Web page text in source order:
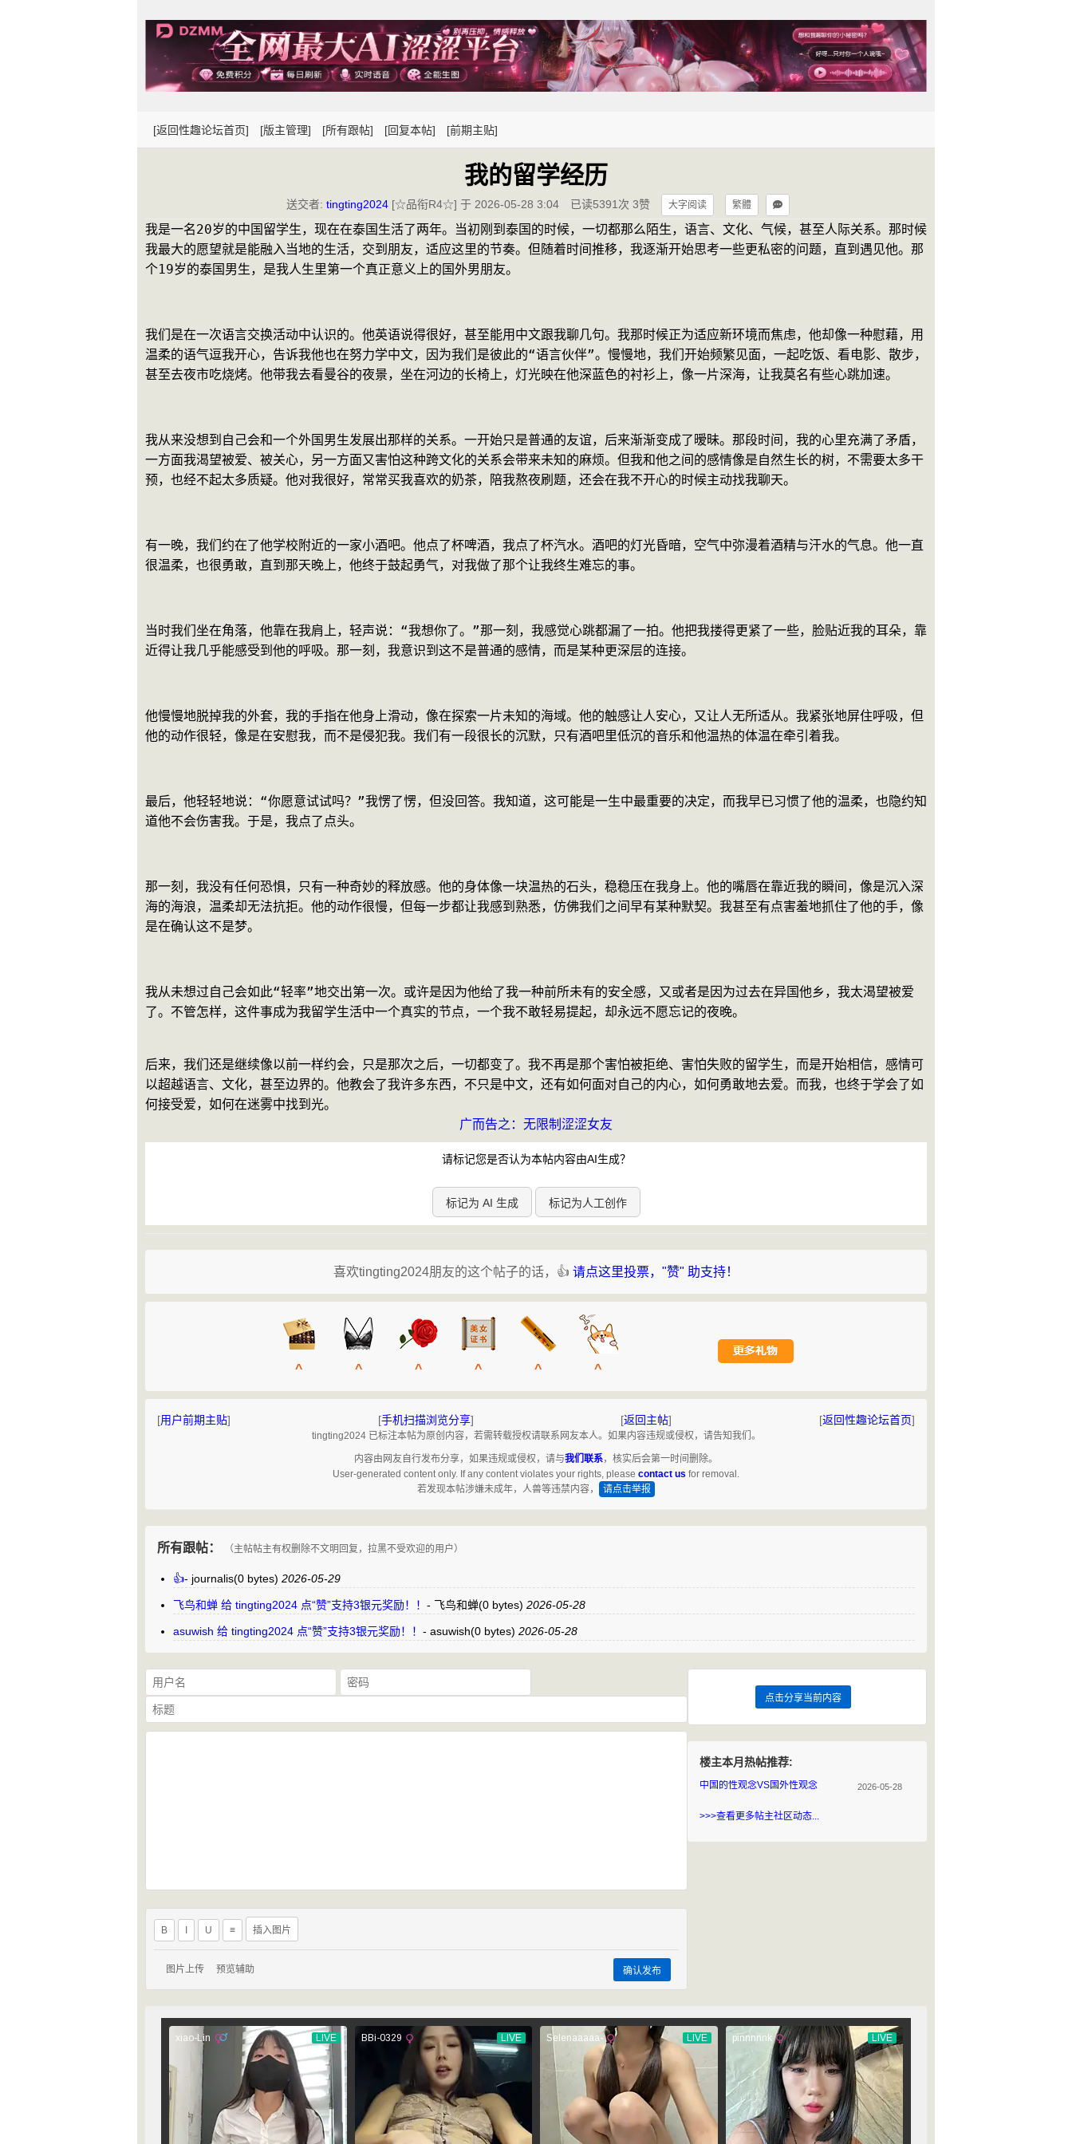
[返回性趣论坛首页] [版主管理] [所有跟帖] [回复本帖] [前期主贴]
我的留学经历
送交者: tingting2024 [☆品衔R4☆] 于 2026-05-28 3:04 已读5391次 3赞 大字阅读 繁體
我是一名20岁的中国留学生，现在在泰国生活了两年。当初刚到泰国的时候，一切都那么陌生，语言、文化、气候，甚至人际关系。那时候
我最大的愿望就是能融入当地的生活，交到朋友，适应这里的节奏。但随着时间推移，我逐渐开始思考一些更私密的问题，直到遇见他。那
个19岁的泰国男生，是我人生里第一个真正意义上的国外男朋友。
我们是在一次语言交换活动中认识的。他英语说得很好，甚至能用中文跟我聊几句。我那时候正为适应新环境而焦虑，他却像一种慰藉，用
温柔的语气逗我开心，告诉我他也在努力学中文，因为我们是彼此的“语言伙伴”。慢慢地，我们开始频繁见面，一起吃饭、看电影、散步，
甚至去夜市吃烧烤。他带我去看曼谷的夜景，坐在河边的长椅上，灯光映在他深蓝色的衬衫上，像一片深海，让我莫名有些心跳加速。
我从来没想到自己会和一个外国男生发展出那样的关系。一开始只是普通的友谊，后来渐渐变成了暧昧。那段时间，我的心里充满了矛盾，
一方面我渴望被爱、被关心，另一方面又害怕这种跨文化的关系会带来未知的麻烦。但我和他之间的感情像是自然生长的树，不需要太多干
预，也经不起太多质疑。他对我很好，常常买我喜欢的奶茶，陪我熬夜刷题，还会在我不开心的时候主动找我聊天。
有一晚，我们约在了他学校附近的一家小酒吧。他点了杯啤酒，我点了杯汽水。酒吧的灯光昏暗，空气中弥漫着酒精与汗水的气息。他一直
很温柔，也很勇敢，直到那天晚上，他终于鼓起勇气，对我做了那个让我终生难忘的事。
当时我们坐在角落，他靠在我肩上，轻声说：“我想你了。”那一刻，我感觉心跳都漏了一拍。他把我搂得更紧了一些，脸贴近我的耳朵，靠
近得让我几乎能感受到他的呼吸。那一刻，我意识到这不是普通的感情，而是某种更深层的连接。
他慢慢地脱掉我的外套，我的手指在他身上滑动，像在探索一片未知的海域。他的触感让人安心，又让人无所适从。我紧张地屏住呼吸，但
他的动作很轻，像是在安慰我，而不是侵犯我。我们有一段很长的沉默，只有酒吧里低沉的音乐和他温热的体温在牵引着我。
最后，他轻轻地说：“你愿意试试吗？”我愣了愣，但没回答。我知道，这可能是一生中最重要的决定，而我早已习惯了他的温柔，也隐约知
道他不会伤害我。于是，我点了点头。
那一刻，我没有任何恐惧，只有一种奇妙的释放感。他的身体像一块温热的石头，稳稳压在我身上。他的嘴唇在靠近我的瞬间，像是沉入深
海的海浪，温柔却无法抗拒。他的动作很慢，但每一步都让我感到熟悉，仿佛我们之间早有某种默契。我甚至有点害羞地抓住了他的手，像
是在确认这不是梦。
我从未想过自己会如此“轻率”地交出第一次。或许是因为他给了我一种前所未有的安全感，又或者是因为过去在异国他乡，我太渴望被爱
了。不管怎样，这件事成为我留学生活中一个真实的节点，一个我不敢轻易提起，却永远不愿忘记的夜晚。
后来，我们还是继续像以前一样约会，只是那次之后，一切都变了。我不再是那个害怕被拒绝、害怕失败的留学生，而是开始相信，感情可
以超越语言、文化，甚至边界的。他教会了我许多东西，不只是中文，还有如何面对自己的内心，如何勇敢地去爱。而我，也终于学会了如
何接受爱，如何在迷雾中找到光。
广而告之：无限制涩涩女友
请标记您是否认为本帖内容由AI生成？
标记为 AI 生成 标记为人工创作
喜欢tingting2024朋友的这个帖子的话，👍 请点这里投票，"赞" 助支持！
^ ^ ^ ^ ^ ^
[用户前期主贴] [手机扫描浏览分享] [返回主帖] [返回性趣论坛首页]
tingting2024 已标注本帖为原创内容，若需转载授权请联系网友本人。如果内容违规或侵权，请告知我们。
内容由网友自行发布分享，如果违规或侵权，请与我们联系，核实后会第一时间删除。
User-generated content only. If any content violates your rights, please contact us for removal.
若发现本帖涉嫌未成年，人兽等违禁内容，
请点击举报
所有跟帖： （主帖帖主有权删除不文明回复，拉黑不受欢迎的用户）
👍- journalis(0 bytes) 2026-05-29
飞鸟和蝉 给 tingting2024 点“赞”支持3银元奖励！！ - 飞鸟和蝉(0 bytes) 2026-05-28
asuwish 给 tingting2024 点“赞”支持3银元奖励！！ - asuwish(0 bytes) 2026-05-28
B U ≡ 插入图片
图片上传 预览辅助 确认发布
点击分享当前内容
楼主本月热帖推荐:
中国的性观念VS国外性观念 2026-05-28
>>>查看更多帖主社区动态...